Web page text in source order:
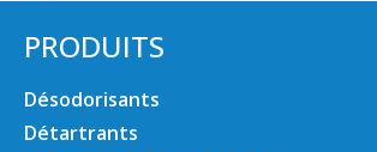
PRODUITS
Désodorisants
Détartrants